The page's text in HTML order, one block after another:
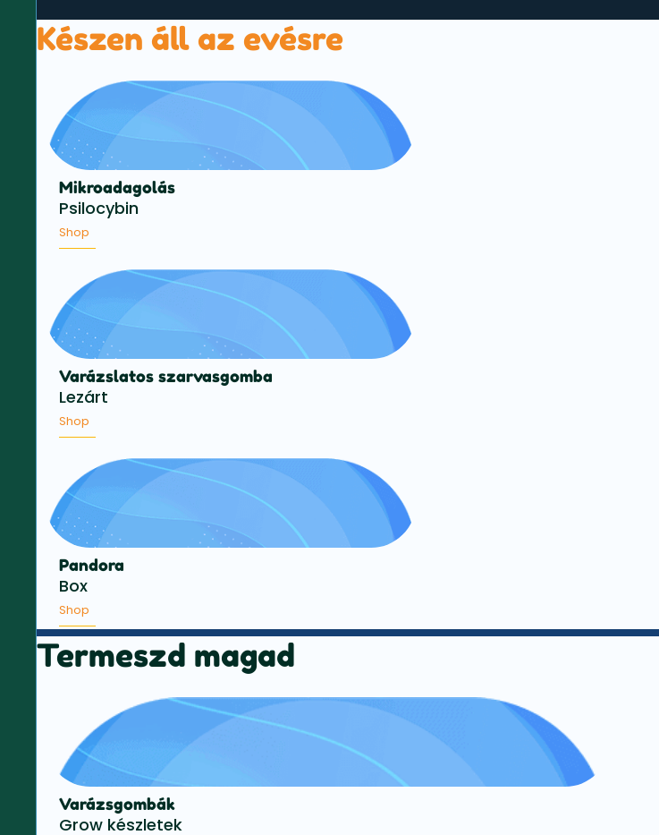
Készen áll az evésre
Mikroadagolás
Psilocybin
Shop
Varázslatos szarvasgomba
Lezárt
Shop
Pandora
Box
Shop
Termeszd magad
Varázsgombák
Grow készletek